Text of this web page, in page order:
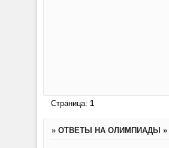
Страница: 1
» ОТВЕТЫ НА ОЛИМПИАДЫ »